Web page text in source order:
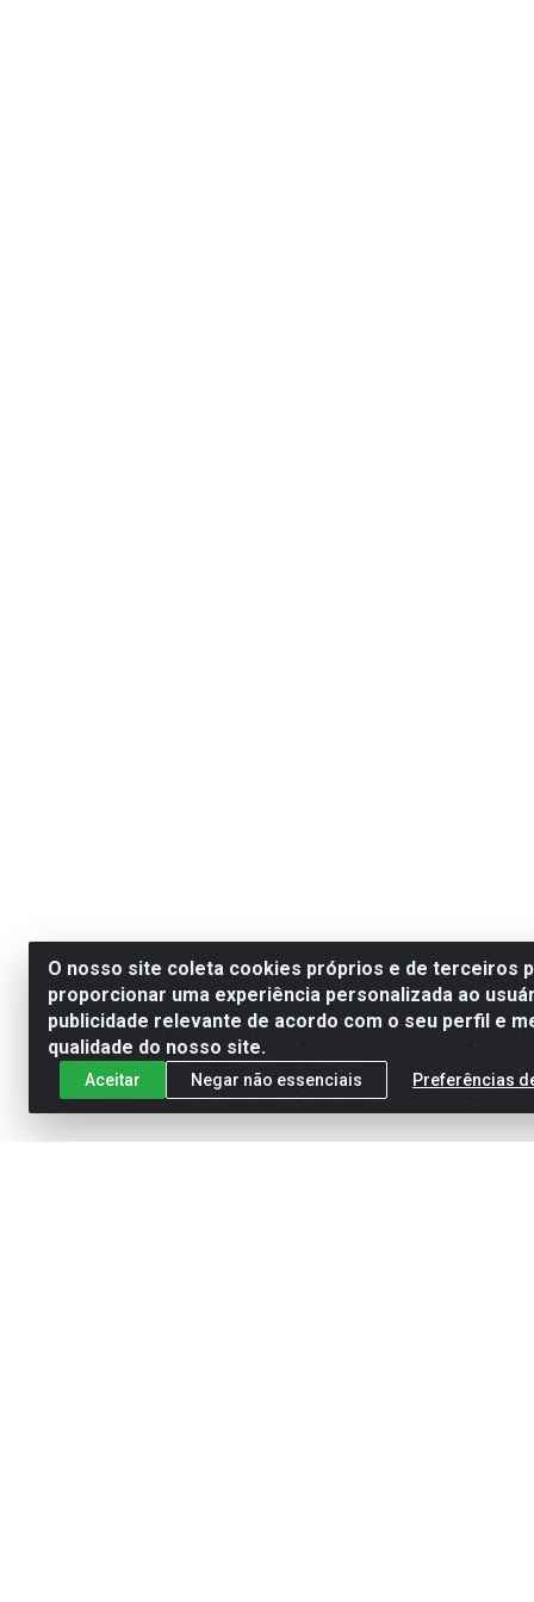
O nosso site coleta cookies próprios e de terceiros
proporcionar uma experiência personalizada ao
publicidade relevante de acordo com o seu perfil e
qualidade do nosso site.
Aceitar Negar não essenciais Preferências